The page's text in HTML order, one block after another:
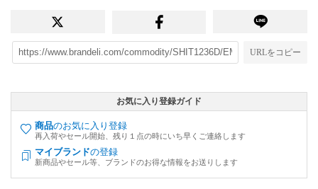
URLをコピー
お気に入り登録ガイド
商品のお気に入り登録
再入荷やセール開始、残り１点の時にいち早くご連絡します
マイブランドの登録
新商品やセール等、ブランドのお得な情報をお送りします